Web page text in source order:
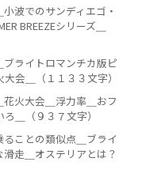
波でのサンディエゴ・
BREEZEシリーズ＿
ブライトロマンチカ版ピ
会＿（１１３３文字）
花火大会＿浮力率＿おフ
＿（９３７文字）
ることの類似点＿ブライ
走＿オステリアとは？